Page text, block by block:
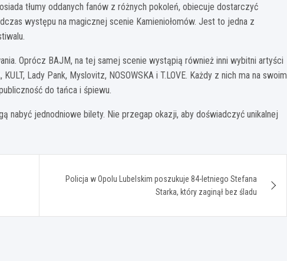
tłumy oddanych fanów z różnych pokoleń, obiecuje dostarczyć
występu na magicznej scenie Kamieniołomów. Jest to jedna z
Oprócz BAJM, na tej samej scenie wystąpią również inni wybitni artyści
Lady Pank, Myslovitz, NOSOWSKA i T.LOVE. Każdy z nich ma na swoim
do tańca i śpiewu.
nabyć jednodniowe bilety. Nie przegap okazji, aby doświadczyć unikalnej
Policja w Opolu Lubelskim poszukuje 84-letniego Stefana
Starka, który zaginął bez śladu